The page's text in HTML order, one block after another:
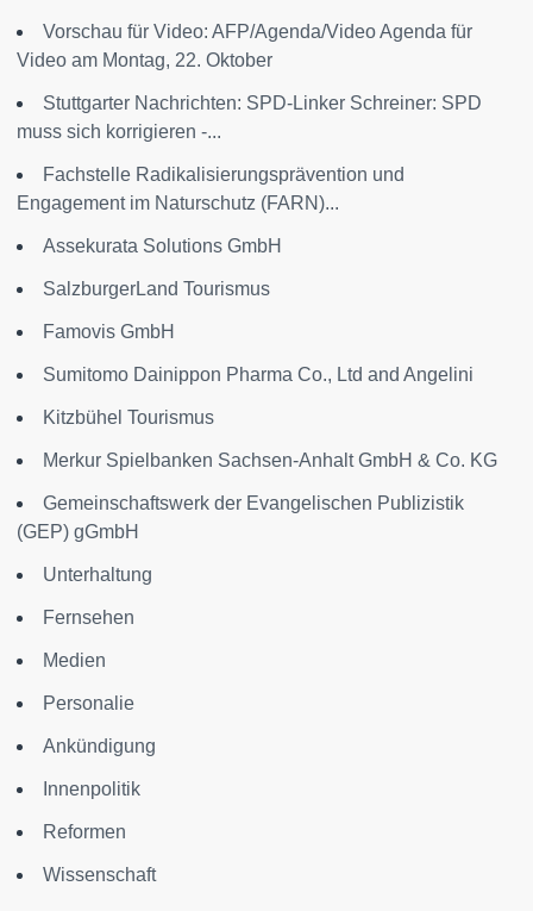
Vorschau für Video: AFP/Agenda/Video Agenda für
Video am Montag, 22. Oktober
Stuttgarter Nachrichten: SPD-Linker Schreiner: SPD
muss sich korrigieren -...
Fachstelle Radikalisierungsprävention und
Engagement im Naturschutz (FARN)...
Assekurata Solutions GmbH
SalzburgerLand Tourismus
Famovis GmbH
Sumitomo Dainippon Pharma Co., Ltd and Angelini
Kitzbühel Tourismus
Merkur Spielbanken Sachsen-Anhalt GmbH & Co. KG
Gemeinschaftswerk der Evangelischen Publizistik
(GEP) gGmbH
Unterhaltung
Fernsehen
Medien
Personalie
Ankündigung
Innenpolitik
Reformen
Wissenschaft